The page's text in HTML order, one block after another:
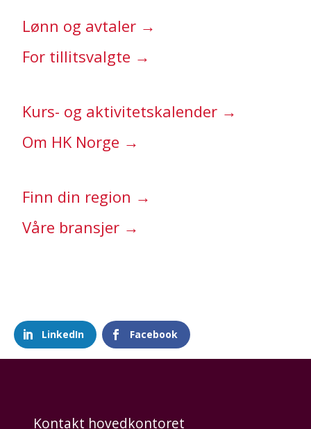
Lønn og avtaler →
For tillitsvalgte →
Kurs- og aktivitetskalender →
Om HK Norge →
Finn din region →
Våre bransjer →
LinkedIn Facebook
Kontakt hovedkontoret